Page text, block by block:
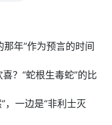
年”作为预言的时间
？“蛇根生毒蛇”的比
一边是“非利士灭